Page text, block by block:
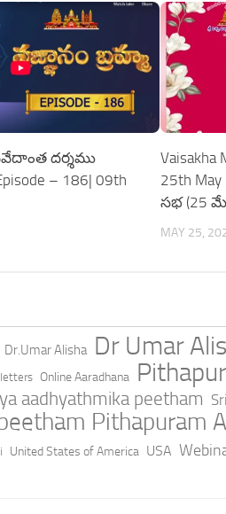
దర్శము
– 186| 09th
Vaisakha
25th
సభ (25 మే
MAY 25,
Dr.Umar Alisha Dr Umar
Online Aaradhana
aadhyathmika peetham
Pithapuram
United States of America USA